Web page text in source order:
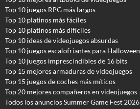
Top 10 juegos RPG más largos
Top 10 platinos más fáciles
Top 10 platinos más difíciles
Top 10 ideas de videojuegos absurdas
Top 10 juegos escalofriantes para Halloween
Top 10 juegos imprescindibles de 16 bits
Top 15 mejores armaduras de videojuegos
Top 15 juegos de coches más míticos
Top 20 mejores compañeros en videojuegos
Todos los anuncios Summer Game Fest 2026